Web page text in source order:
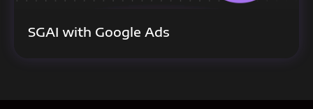
SGAI with Google Ads